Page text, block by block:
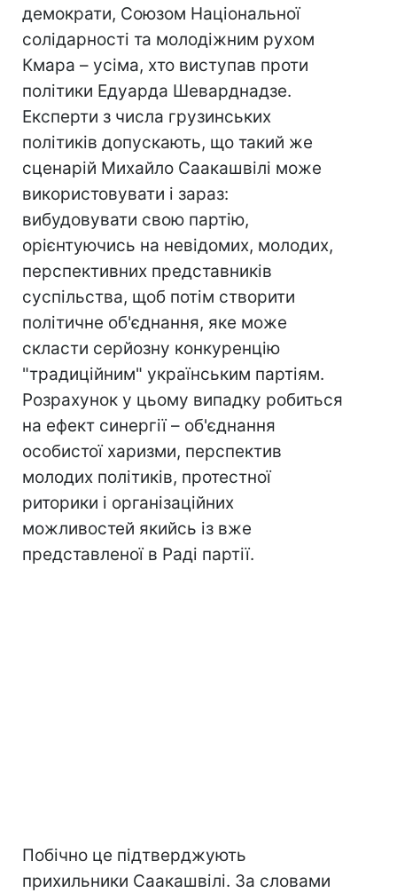
демократи, Союзом Національної
солідарності та молодіжним рухом
Кмара – усіма, хто виступав проти
політики Едуарда Шеварднадзе.
Експерти з числа грузинських
політиків допускають, що такий же
сценарій Михайло Саакашвілі може
використовувати і зараз:
вибудовувати свою партію,
орієнтуючись на невідомих, молодих,
перспективних представників
суспільства, щоб потім створити
політичне об'єднання, яке може
скласти серйозну конкуренцію
"традиційним" українським партіям.
Розрахунок у цьому випадку робиться
на ефект синергії – об'єднання
особистої харизми, перспектив
молодих політиків, протестної
риторики і організаційних
можливостей якийсь із вже
представленої в Раді партії.
Побічно це підтверджують
прихильники Саакашвілі. За словами